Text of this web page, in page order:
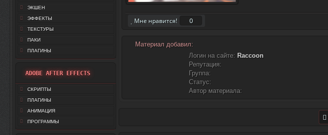
ЭКШЕН
ЭФФЕКТЫ
ТЕКСТУРЫ
ПАКИ
ПЛАГИНЫ
ADOBE AFTER EFFECTS
СКРИПТЫ
ПЛАГИНЫ
АНИМАЦИЯ
ПРОГРАММЫ
Мне нравится! 0
Материал добавил:
Логин на сайте: Raccoon
Репутация:
Группа:
Статус:
Автор материала: